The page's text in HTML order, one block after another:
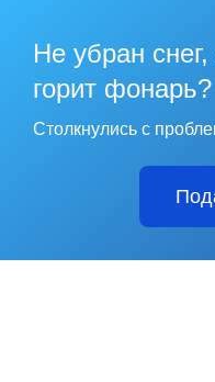
Не убран
горит фонарь?
Столкнулись с